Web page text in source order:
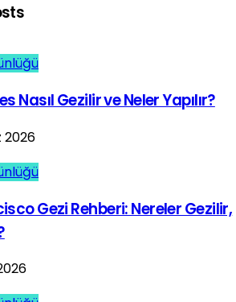
Nasıl Gezilir ve Neler Yapılır?
2026
Gezi Rehberi: Nereler Gezilir,